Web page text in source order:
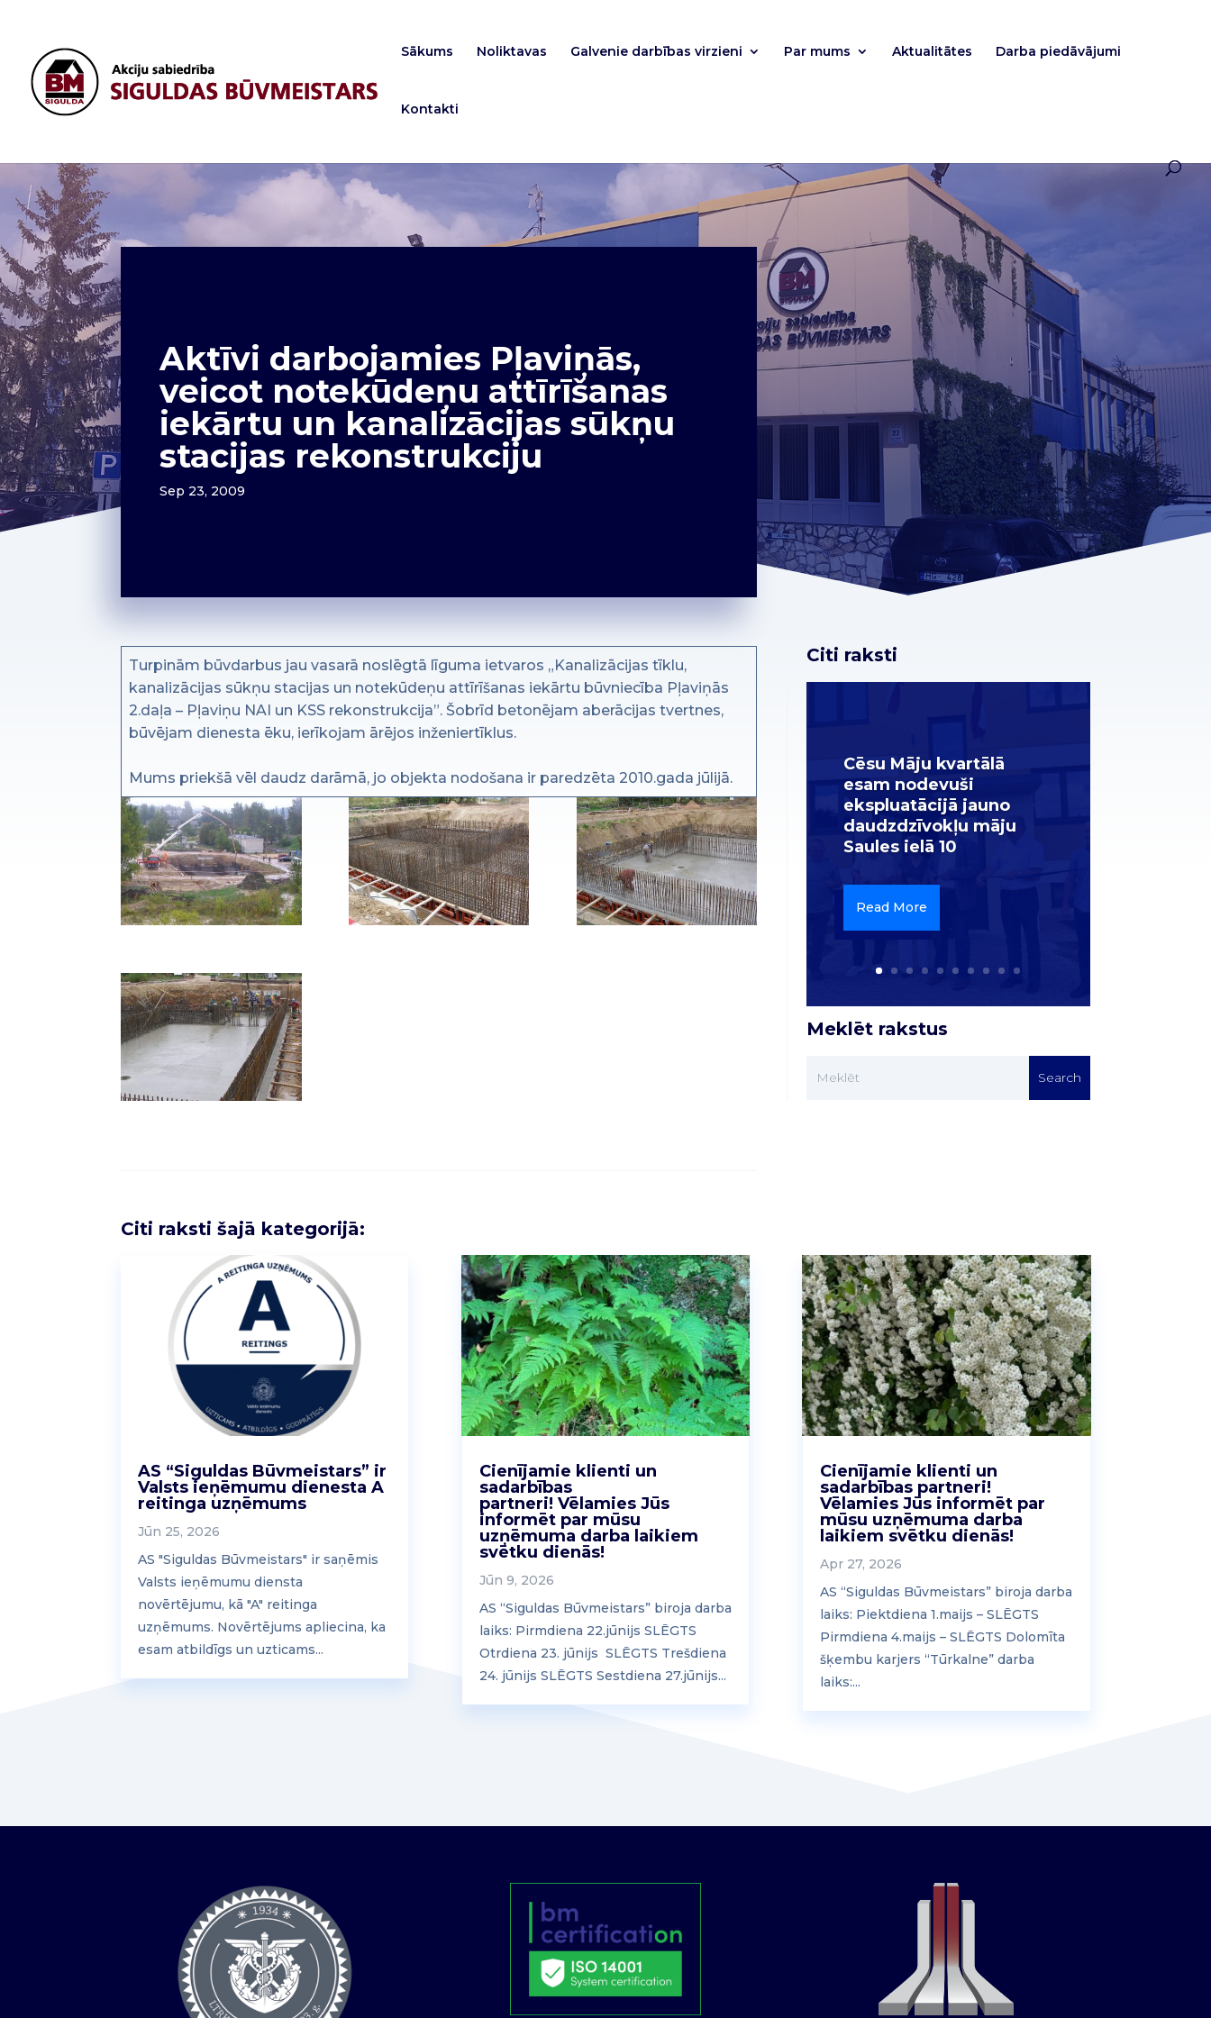
Sākums Noliktavas Galvenie darbības virzieni Par mums Aktualitātes Darba piedāvājumi
Kontakti
Aktīvi darbojamies Pļaviņās,
veicot notekūdeņu attīrīšanas
iekārtu un kanalizācijas sūkņu
stacijas rekonstrukciju
Sep 23, 2009
Turpinām būvdarbus jau vasarā noslēgtā līguma ietvaros „Kanalizācijas tīklu,
kanalizācijas sūkņu stacijas un notekūdeņu attīrīšanas iekārtu būvniecība Pļaviņās
2.daļa – Pļaviņu NAI un KSS rekonstrukcija”. Šobrīd betonējam aberācijas tvertnes,
būvējam dienesta ēku, ierīkojam ārējos inženiertīklus.
Mums priekšā vēl daudz darāmā, jo objekta nodošana ir paredzēta 2010.gada jūlijā.
Citi raksti
Cēsu Māju kvartālā
esam nodevuši
ekspluatācijā jauno
daudzdzīvokļu māju
Saules ielā 10
Read More
Meklēt rakstus
Citi raksti šajā kategorijā:
AS “Siguldas Būvmeistars” ir
Valsts ieņēmumu dienesta A
reitinga uzņēmums
Jūn 25, 2026
AS "Siguldas Būvmeistars" ir saņēmis
Valsts ieņēmumu diensta
novērtējumu, kā "A" reitinga
uzņēmums. Novērtējums apliecina, ka
esam atbildīgs un uzticams...
Cienījamie klienti un
sadarbības
partneri! Vēlamies Jūs
informēt par mūsu
uzņēmuma darba laikiem
svētku dienās!
Jūn 9, 2026
AS “Siguldas Būvmeistars” biroja darba
laiks: Pirmdiena 22.jūnijs SLĒGTS
Otrdiena 23. jūnijs SLĒGTS Trešdiena
24. jūnijs SLĒGTS Sestdiena 27.jūnijs...
Cienījamie klienti un
sadarbības partneri!
Vēlamies Jūs informēt par
mūsu uzņēmuma darba
laikiem svētku dienās!
Apr 27, 2026
AS “Siguldas Būvmeistars” biroja darba
laiks: Piektdiena 1.maijs – SLĒGTS
Pirmdiena 4.maijs – SLĒGTS Dolomīta
šķembu karjers “Tūrkalne” darba
laiks:...